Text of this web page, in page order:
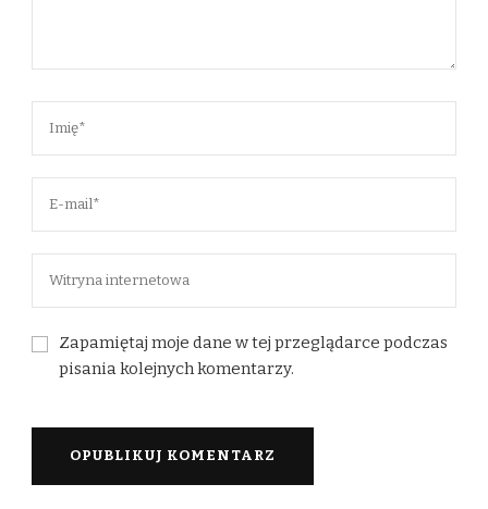
Zapamiętaj moje dane w tej przeglądarce podczas
pisania kolejnych komentarzy.